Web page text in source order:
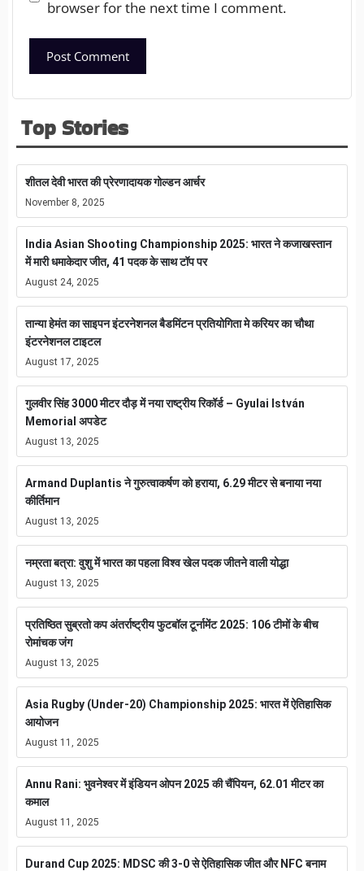
browser for the next time I comment.
Top Stories
शीतल देवी भारत की प्रेरणादायक गोल्डन आर्चर
November 8, 2025
India Asian Shooting Championship 2025: भारत ने कजाखस्तान
में मारी धमाकेदार जीत, 41 पदक के साथ टॉप पर
August 24, 2025
तान्या हेमंत का साइपन इंटरनेशनल बैडमिंटन प्रतियोगिता मे करियर का चौथा
इंटरनेशनल टाइटल
August 17, 2025
गुलवीर सिंह 3000 मीटर दौड़ में नया राष्ट्रीय रिकॉर्ड – Gyulai István
Memorial अपडेट
August 13, 2025
Armand Duplantis ने गुरुत्वाकर्षण को हराया, 6.29 मीटर से बनाया नया
कीर्तिमान
August 13, 2025
नम्रता बत्रा: वुशु में भारत का पहला विश्व खेल पदक जीतने वाली योद्धा
August 13, 2025
प्रतिष्ठित सुब्रतो कप अंतर्राष्ट्रीय फुटबॉल टूर्नामेंट 2025: 106 टीमों के बीच
रोमांचक जंग
August 13, 2025
Asia Rugby (Under-20) Championship 2025: भारत में ऐतिहासिक
आयोजन
August 11, 2025
Annu Rani: भुवनेश्वर में इंडियन ओपन 2025 की चैंपियन, 62.01 मीटर का
कमाल
August 11, 2025
Durand Cup 2025: MDSC की 3-0 से ऐतिहासिक जीत और NFC बनाम